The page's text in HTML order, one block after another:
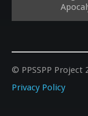
© PPSSPP Project
Privacy Policy